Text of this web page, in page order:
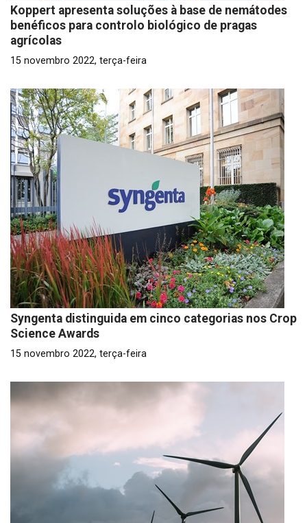
Koppert apresenta soluções à base de nemátodes
benéficos para controlo biológico de pragas
agrícolas
15 novembro 2022, terça-feira
Syngenta distinguida em cinco categorias nos Crop
Science Awards
15 novembro 2022, terça-feira